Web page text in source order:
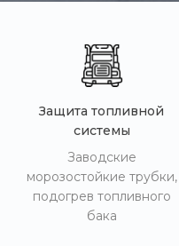
Защита топливной
системы
Заводские
морозостойкие трубки,
подогрев топливного
бака